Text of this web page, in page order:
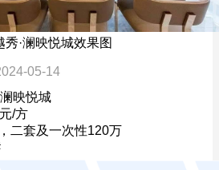
秀·澜映悦城效果图
05-14
映悦城
/方
二套及一次性120万